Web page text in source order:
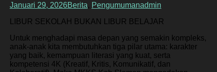
Januari 29, 2026Berita, Pengumumanadmin
LIBUR SEKOLAH BUKAN LIBUR BELAJAR
Untuk menghadapi masa depan yang semakin kompleks,
anak-anak kita membutuhkan tiga pilar utama: karakter
yang baik, kemampuan literasi yang kuat, serta
kompetensi 4K (Kreatif, Kritis, Komunikatif, dan